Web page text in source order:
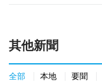
其他新聞
全部 本地 要聞